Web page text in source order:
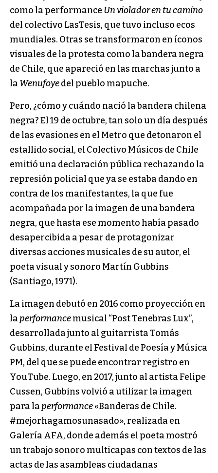
como la performance Un violador en tu camino
del colectivo LasTesis, que tuvo incluso ecos
mundiales. Otras se transformaron en íconos
visuales de la protesta como la bandera negra
de Chile, que apareció en las marchas junto a
la Wenufoyedel pueblo mapuche.
Pero, ¿cómo y cuándo nació la bandera chilena
negra? El 19 de octubre, tan solo un día después
de las evasiones en el Metro que detonaron el
estallido social, el Colectivo Músicos de Chile
emitió una declaración pública rechazando la
represión policial que ya se estaba dando en
contra de los manifestantes, la que fue
acompañada por la imagen de una bandera
negra, que hasta ese momento había pasado
desapercibida a pesar de protagonizar
diversas acciones musicales de su autor, el
poeta visual y sonoro Martín Gubbins
(Santiago, 1971).
La imagen debutó en 2016 como proyección en
la performancemusical “Post Tenebras Lux”,
desarrollada junto al guitarrista Tomás
Gubbins, durante el Festival de Poesía y Música
PM, del que se puede encontrar registro en
YouTube. Luego, en 2017, junto al artista Felipe
Cussen, Gubbins volvió a utilizar la imagen
para la performance«Banderas de Chile.
#mejorhagamosunasado», realizada en
Galería AFA, donde además el poeta mostró
un trabajo sonoro multicapas con textos de las
actas de las asambleas ciudadanas